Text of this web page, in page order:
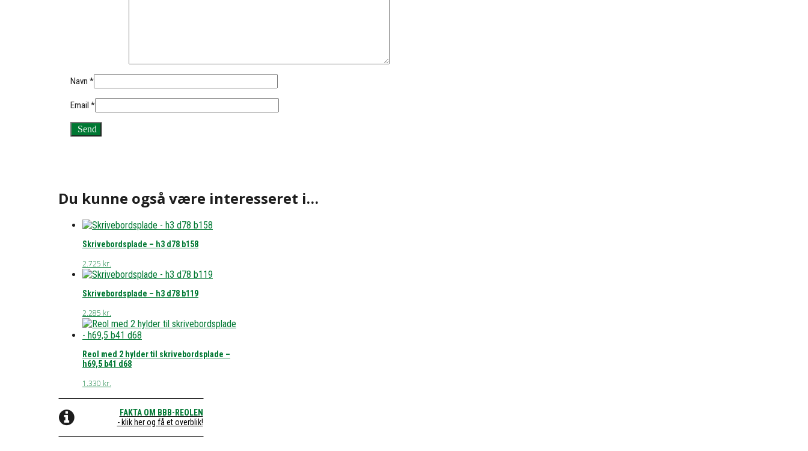
Navn *
Email *
Du kunne også være interesseret i…
Skrivebordsplade – h3 d78 b158
2.725 kr.
Skrivebordsplade – h3 d78 b119
2.285 kr.
Reol med 2 hylder til skrivebordsplade –
h69,5 b41 d68
1.330 kr.
FAKTA OM BBB-REOLEN
- klik her og få et overblik!